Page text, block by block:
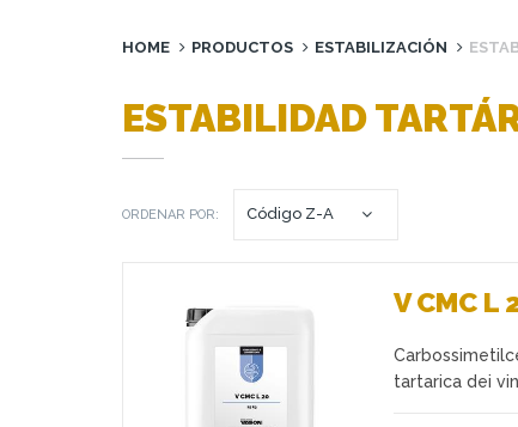
HOME PRODUCTOS ESTABILIZACIÓN
ESTABILIDAD
ORDENAR POR:
V CMC L
tartarica dei